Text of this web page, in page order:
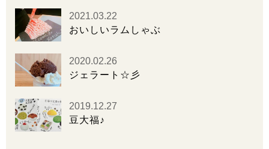
2021.03.22
おいしいラムしゃぶ
2020.02.26
ジェラート☆彡
2019.12.27
豆大福♪